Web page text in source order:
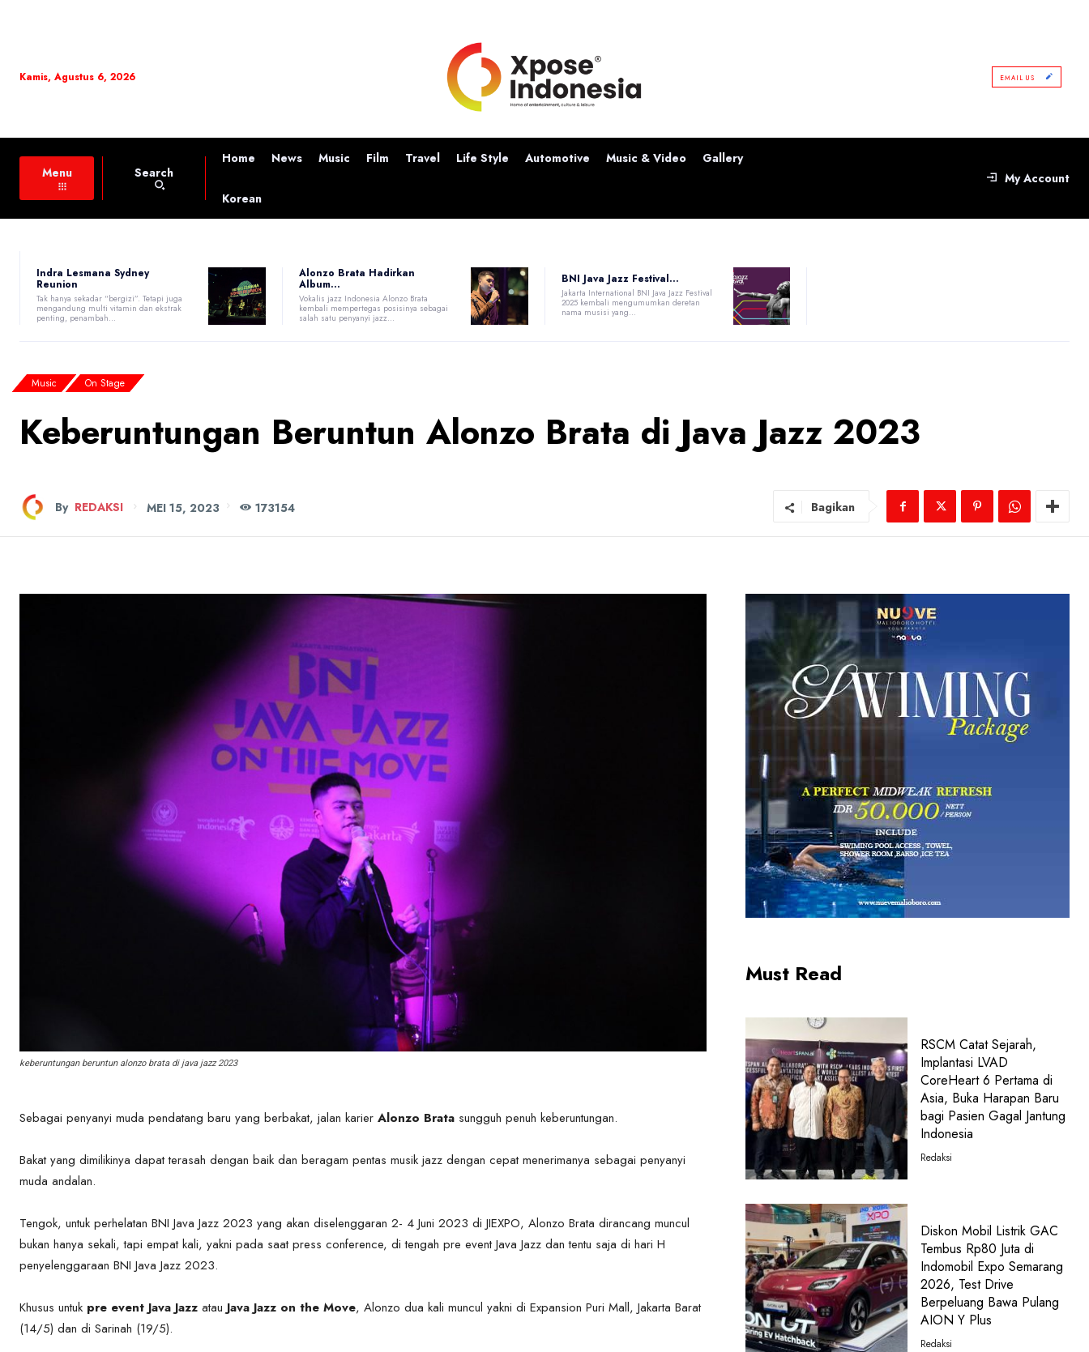
Kamis, Agustus 6, 2026 EMAIL US
Menu Search
Home News Music Film Travel Life Style Automotive Music & Video Gallery
Korean
My Account
Indra Lesmana Sydney
Reunion
Tak hanya sekadar “bergizi”. Tetapi juga
mengandung multi vitamin dan ekstrak
penting, penambah...
Alonzo Brata Hadirkan
Album...
Vokalis jazz Indonesia Alonzo Brata
kembali mempertegas posisinya sebagai
salah satu penyanyi jazz...
BNI Java Jazz Festival...
Jakarta International BNI Java Jazz Festival
2025 kembali mengumumkan deretan
nama musisi yang...
Music On Stage
Keberuntungan Beruntun Alonzo Brata di Java Jazz 2023
By REDAKSI MEI 15, 2023 173154 Bagikan
keberuntungan beruntun alonzo brata di java jazz 2023
Sebagai penyanyi muda pendatang baru yang berbakat, jalan karier Alonzo Brata sungguh penuh keberuntungan.
Bakat yang dimilikinya dapat terasah dengan baik dan beragam pentas musik jazz dengan cepat menerimanya sebagai penyanyi
muda andalan.
Tengok, untuk perhelatan BNI Java Jazz 2023 yang akan diselenggaran 2- 4 Juni 2023 di JIEXPO, Alonzo Brata dirancang muncul
bukan hanya sekali, tapi empat kali, yakni pada saat press conference, di tengah pre event Java Jazz dan tentu saja di hari H
penyelenggaraan BNI Java Jazz 2023.
Khusus untuk pre event Java Jazz atau Java Jazz on the Move, Alonzo dua kali muncul yakni di Expansion Puri Mall, Jakarta Barat
(14/5) dan di Sarinah (19/5).
Must Read
RSCM Catat Sejarah,
Implantasi LVAD
CoreHeart 6 Pertama di
Asia, Buka Harapan Baru
bagi Pasien Gagal Jantung
Indonesia
Redaksi
Diskon Mobil Listrik GAC
Tembus Rp80 Juta di
Indomobil Expo Semarang
2026, Test Drive
Berpeluang Bawa Pulang
AION Y Plus
Redaksi